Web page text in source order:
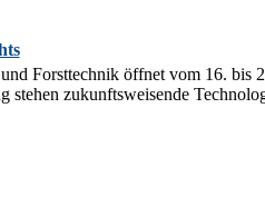
Forsttechnik öffnet vom 16. bis
stehen zukunftsweisende